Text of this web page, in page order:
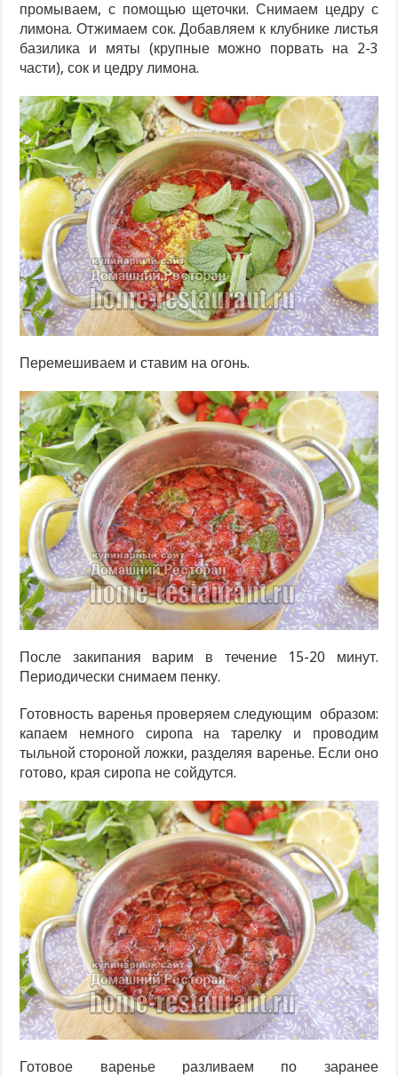
промываем, с помощью щеточки. Снимаем цедру с
лимона. Отжимаем сок. Добавляем к клубнике листья
базилика и мяты (крупные можно порвать на 2-3
части), сок и цедру лимона.
Перемешиваем и ставим на огонь.
После закипания варим в течение 15-20 минут.
Периодически снимаем пенку.
Готовность варенья проверяем следующим образом:
капаем немного сиропа на тарелку и проводим
тыльной стороной ложки, разделяя варенье. Если оно
готово, края сиропа не сойдутся.
Готовое варенье разливаем по заранее